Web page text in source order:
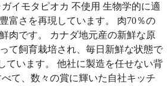
モタピオカ 不使用 生物学的に適
富さを再現しています。 肉70％の
肉です。 カナダ地元産の新鮮な原
て飼育栽培され、毎日新鮮な状態で
ています。 他社に製造を任せない背
て、数々の賞に輝いた自社キッチ